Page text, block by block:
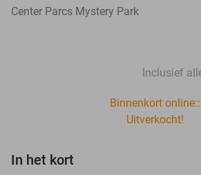
Center Parcs Mystery Park
Inclusief
Binnenkort online::
Uitverkocht!
In het kort